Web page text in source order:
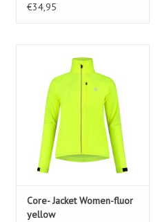
€34,95
Core- Jacket Women-fluor
yellow